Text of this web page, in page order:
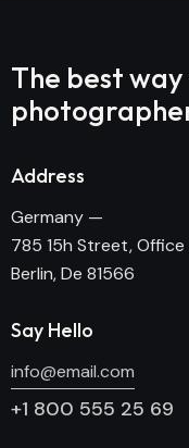
The best
Address
Germany —
785 15h Street,
Berlin, De 81566
Say Hello
info@email.com
+1 800 555 25 69